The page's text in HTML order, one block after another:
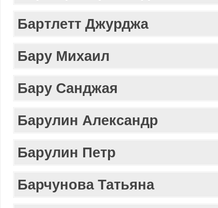
Бартлетт Джурджа
Бару Михаил
Бару Санджая
Барулин Александр
Барулин Петр
Барчунова Татьяна